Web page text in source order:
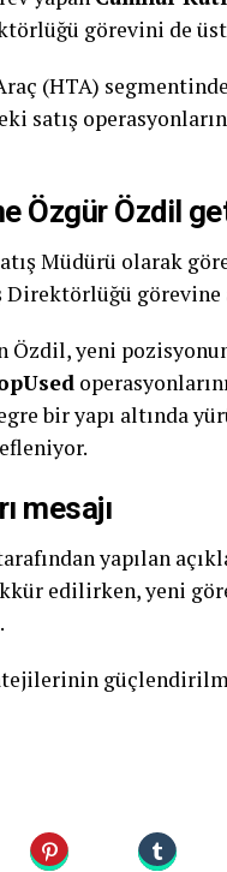
görevini de
(HTA)
satış
Özgür Özdil
Müdürü olarak
Direktörlüğü görevine
Özdil, yeni
bir yapı altında
mesajı
yapılan
edilirken, yeni